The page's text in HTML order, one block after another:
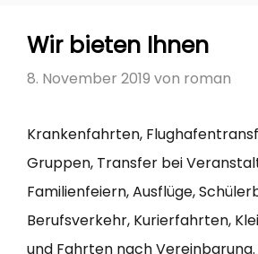
Wir bieten Ihnen
8. November 2019 von roman
Krankenfahrten,
Gruppen, Transfer bei
Familien­feiern, Ausflüge,
Berufs­verkehr, Kurier­fahrten,
und Fahrten nach Vereinbarung.